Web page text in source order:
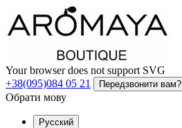
Your browser does not support SVG
+38(095)084 05 21
Передзвонити вам?
Обрати мову
Русский